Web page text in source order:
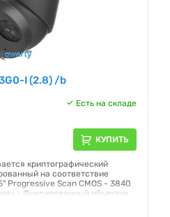
I (2.8) /b
Есть на складе
КУПИТЬ
криптографический
на соответствие
Progressive Scan CMOS - 3840
- Фиксированный объектив